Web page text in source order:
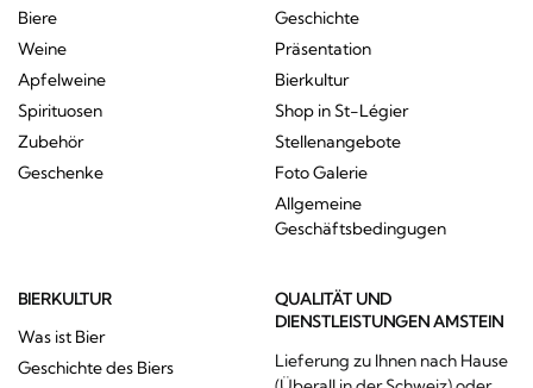
Biere
Weine
Apfelweine
Spirituosen
Zubehör
Geschenke
Geschichte
Präsentation
Bierkultur
Shop in St-Légier
Stellenangebote
Foto Galerie
Allgemeine
Geschäftsbedingugen
BIERKULTUR
Was ist Bier
Geschichte des Biers
QUALITÄT UND
DIENSTLEISTUNGEN AMSTEIN
Lieferung zu Ihnen nach Hause